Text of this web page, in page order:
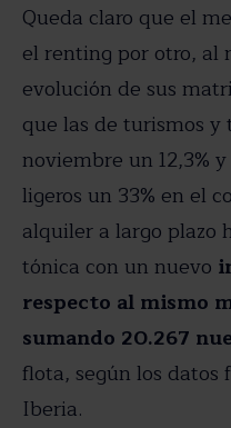
Queda claro que el
el renting por otro, al
evolución de sus
que las de turismos
noviembre un 12,3%
ligeros un 33% en el
alquiler a largo plazo
tónica con un nuevo
respecto al mismo
sumando 20.267
flota, según los datos
Iberia.